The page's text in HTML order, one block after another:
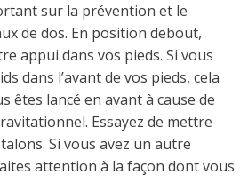
sur la prévention et le
de dos. En position debout,
appui dans vos pieds. Si vous
dans l’avant de vos pieds, cela
êtes lancé en avant à cause de
Essayez de mettre
Si vous avez un autre
attention à la façon dont vous